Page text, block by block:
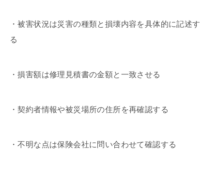
・被害状況は災害の種類と損壊内容を具体的に記述す
る
・損害額は修理見積書の金額と一致させる
・契約者情報や被災場所の住所を再確認する
・不明な点は保険会社に問い合わせて確認する